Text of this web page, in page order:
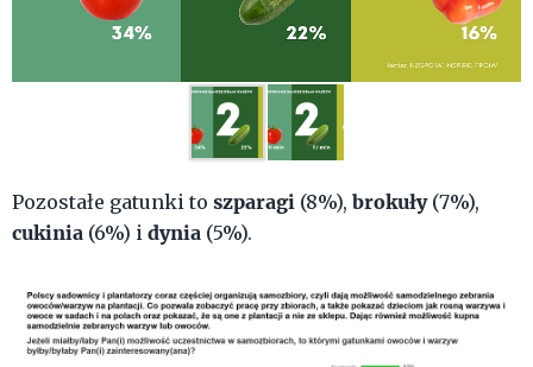
Pozostałe gatunki to szparagi (8%), brokuły (7%),
cukinia (6%) i dynia (5%).